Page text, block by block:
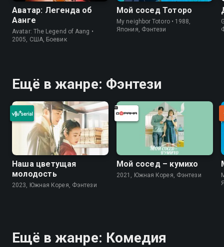
Аватар: Легенда об
Аанге
Avatar: The Legend of Aang •
2005, США, Боевик
Мой сосед Тоторо
My neighbor Totoro • 1988,
Япония, Фэнтези
Ещё в жанре: Фэнтези
Наша цветущая
молодость
2023, Южная Корея, Фэнтези
Мой сосед – кумихо
2021, Южная Корея, Фэнтези
Ещё в жанре: Комедия